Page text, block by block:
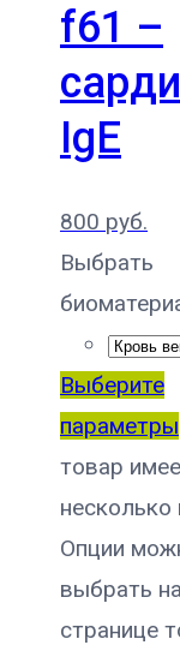
f61 –
IgE
800 руб.
Выбрать
Выберите
параметры
товар
несколько
Опции
выбрать на
странице